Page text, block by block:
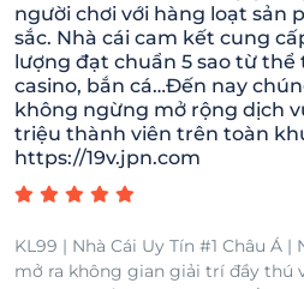
người chơi với hàng loạt sản
sắc. Nhà cái cam kết cung
lượng đạt chuẩn 5 sao từ thể
casino, bắn cá…Đến nay
không ngừng mở rộng dịch
triệu thành viên trên toàn
https://19v.jpn.com
KL99 | Nhà Cái Uy Tín #1 Châu Á |
mở ra không gian giải trí đầy thú